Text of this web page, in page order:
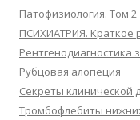
Патофизиология. Том 2
ПСИХИАТРИЯ. Краткое
Рентгенодиагностика
Рубцовая алопеция
Секреты клинической
Тромбофлебиты